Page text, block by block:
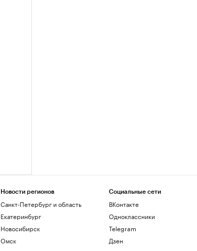
Новости регионов
Санкт-Петербург и область
Екатеринбург
Новосибирск
Омск
Социальные сети
ВКонтакте
Одноклассники
Telegram
Дзен